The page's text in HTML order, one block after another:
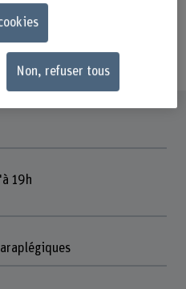
19h
Non, refuser tous